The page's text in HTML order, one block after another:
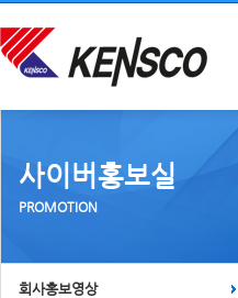
사이버홍보실
PROMOTION
회사홍보영상